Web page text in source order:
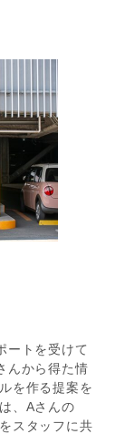
ートを受けて
んから得た情
を作る提案を
、Aさんの
スタッフに共